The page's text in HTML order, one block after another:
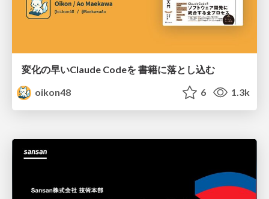
変化の早いClaude Codeを 書籍に落とし込む
oikon48
6 1.3k